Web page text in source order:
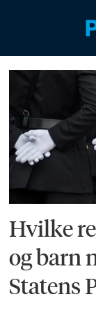
Emne:
nyttig
Hvilke
og barn
Statens